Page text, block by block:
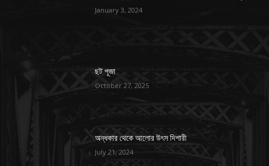
January 3, 2024
ছট পূজা
October 27, 2025
অন্ধকার থেকে আলোর উৎস দিশারী
July 21, 2024